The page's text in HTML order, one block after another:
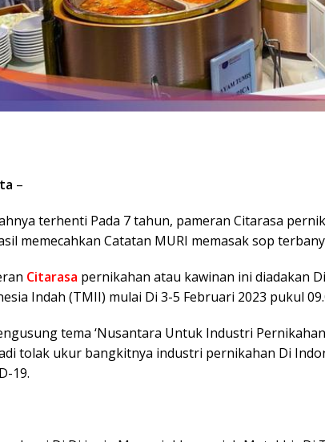
–
terhenti Pada 7 tahun, pameran Citarasa
memecahkan Catatan MURI memasak sop
Citarasa pernikahan atau kawinan ini diadakan
Indah (TMII) mulai Di 3-5 Februari 2023 pukul
tema ‘Nusantara Untuk Industri
tolak ukur bangkitnya industri pernikahan Di
19.